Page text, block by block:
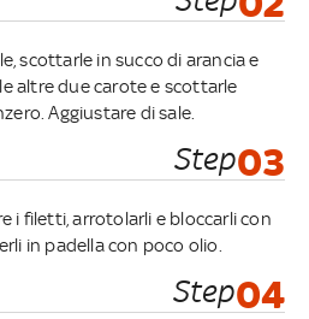
scottarle in succo di arancia e
altre due carote e scottarle
Aggiustare di sale.
Step03
i filetti, arrotolarli e bloccarli con
in padella con poco olio.
Step04